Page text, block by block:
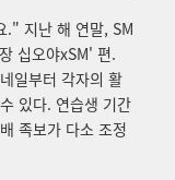
." 지난 해 연말, SM
십오야xSM' 편.
일부터 각자의 활
있다. 연습생 기간
족보가 다소 조정